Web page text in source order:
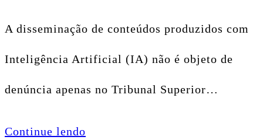
A disseminação de conteúdos produzidos com
Inteligência Artificial (IA) não é objeto de
denúncia apenas no Tribunal Superior…
Continue lendo